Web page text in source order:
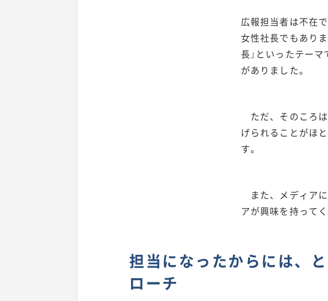
広報担当者は不在
女性社長でもあり
長」といったテー
がありました。
ただ、そのころは
げられることがほ
す。
また、メディア
アが興味を持って
担当になったからには、
ローチ